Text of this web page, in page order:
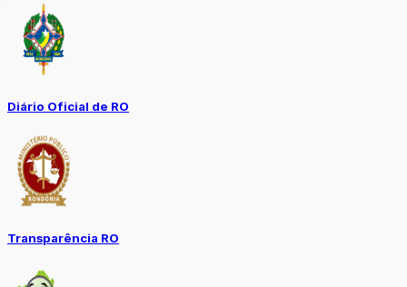
Diário Oficial de RO
Transparência RO